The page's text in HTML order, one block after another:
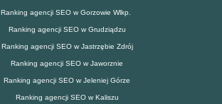
Ranking agencji SEO w Gorzowie Wlkp.
Ranking agencji SEO w Grudziądzu
Ranking agencji SEO w Jastrzębie Zdrój
Ranking agencji SEO w Jaworznie
Ranking agencji SEO w Jeleniej Górze
Ranking agencji SEO w Kaliszu